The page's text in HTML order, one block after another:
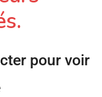
pour voir